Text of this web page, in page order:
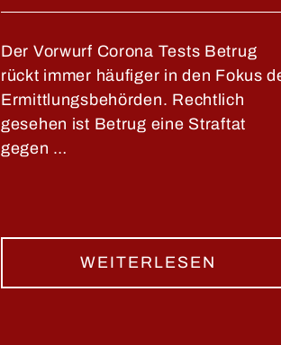
Der Vorwurf Corona Tests Betrug
rückt immer häufiger in den Fokus
Ermittlungsbehörden. Rechtlich
gesehen ist Betrug eine Straftat
gegen …
WEITERLESEN